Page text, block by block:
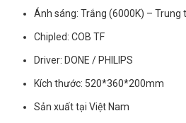
Ánh sáng: Trắng (6000K) – Trung
Chipled: COB TF
Driver: DONE / PHILIPS
Kích thước: 520*360*200mm
Sản xuất tại Việt Nam